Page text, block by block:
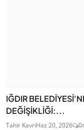
IĞDIR
DEĞİŞİKLİĞİ:...
Tahir KavriHaz 20, 2026 0